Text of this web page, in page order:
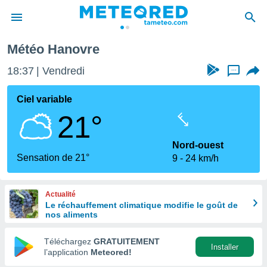
de
en
Météo Hanovre
18:37 Vendredi ...
Ciel variable
21°
Sensation de 21°
Nord-ouest
9
24 km/h
Actualité
Le réchauffement climatique modifie le goût de
nos aliments
Téléchargez GRATUITEMENT
l’application Meteored!
Installer